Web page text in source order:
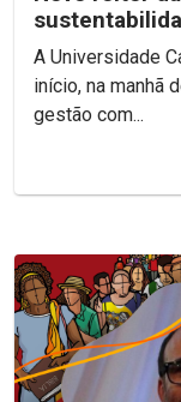
A Universidade
início, na manhã
gestão com...